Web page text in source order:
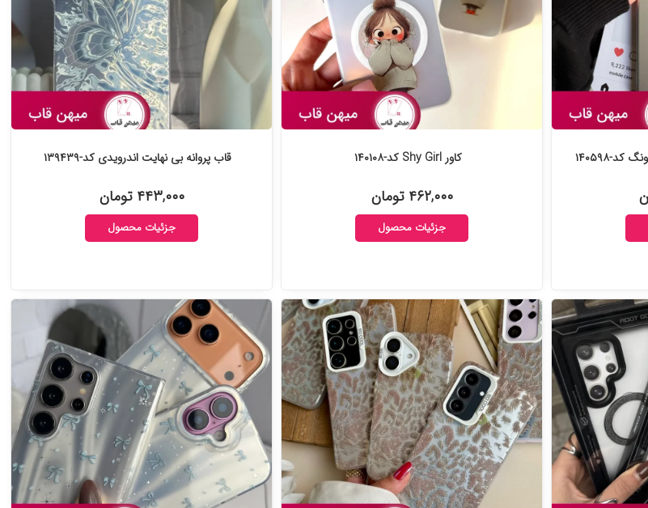
کاور Shy Girl کد-۱۴۰۱۰۸
۴۶۲,۰۰۰ تومان
جزئیات محصول
قاب پروانه بی نهایت اندرویدی کد-۱۳۹۴۳۹
۴۴۳,۰۰۰ تومان
جزئیات محصول